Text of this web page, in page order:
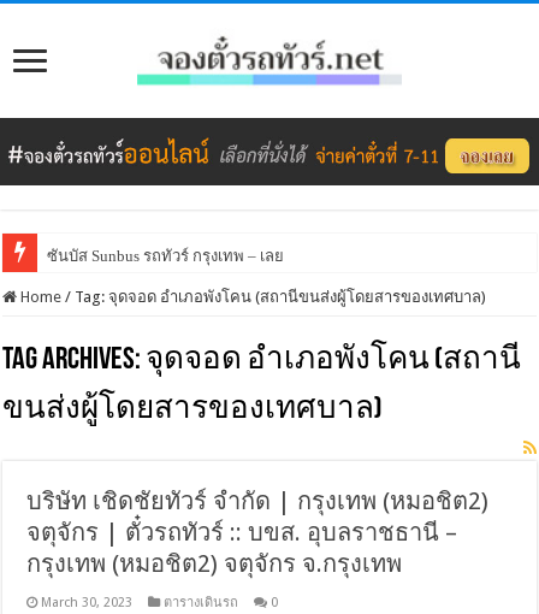
ซันบัส Sunbus รถทัวร์ กรุงเทพ – เลย
Home / Tag:จุดจอด อำเภอพังโคน (สถานีขนส่งผู้โดยสารของเทศบาล)
Tag Archives: จุดจอด อำเภอพังโคน (สถานี
ขนส่งผู้โดยสารของเทศบาล)
บริษัท เชิดชัยทัวร์ จำกัด | กรุงเทพ (หมอชิต2)
จตุจักร | ตั๋วรถทัวร์ :: บขส. อุบลราชธานี –
กรุงเทพ (หมอชิต2) จตุจักร จ.กรุงเทพ
March 30, 2023 ตารางเดินรถ 0